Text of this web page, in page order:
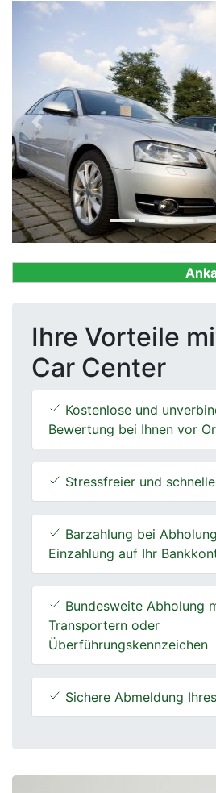
Previous
Ihre Vorteile
Car Center
Kostenlose und
Bewertung bei Ihnen vor
Stressfreier und
Barzahlung bei
Einzahlung auf Ihr
Bundesweite Abholung
Transportern oder
Überführungskennzeichen
Sichere Abmeldung